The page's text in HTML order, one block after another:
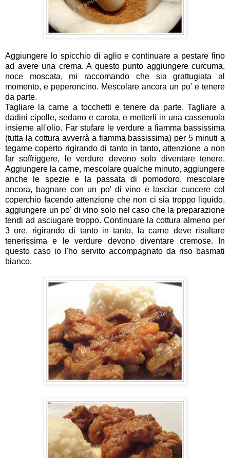
Aggiungere lo spicchio di aglio e continuare a pestare fino
ad avere una crema. A questo punto aggiungere curcuma,
noce moscata, mi raccomando che sia grattugiata al
momento, e peperoncino. Mescolare ancora un po' e tenere
da parte.
Tagliare la carne a tocchetti e tenere da parte. Tagliare a
dadini cipolle, sedano e carota, e metterli in una casseruola
insieme all'olio. Far stufare le verdure a fiamma bassissima
(tutta la cottura avverrà a fiamma bassissima) per 5 minuti a
tegame coperto rigirando di tanto in tanto, attenzione a non
far soffriggere, le verdure devono solo diventare tenere.
Aggiungere la carne, mescolare qualche minuto, aggiungere
anche le spezie e la passata di pomodoro, mescolare
ancora, bagnare con un po' di vino e lasciar cuocere col
coperchio facendo attenzione che non ci sia troppo liquido,
aggiungere un po' di vino solo nel caso che la preparazione
tendi ad asciugare troppo. Continuare la cottura almeno per
3 ore, rigirando di tanto in tanto, la carne deve risultare
tenerissima e le verdure devono diventare cremose. In
questo caso io l'ho servito accompagnato da riso basmati
bianco.